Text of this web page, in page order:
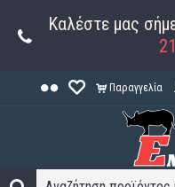
Καλέστε μας
Παραγγελία